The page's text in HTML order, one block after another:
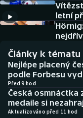
Americký fotbal
Baseball a softbal
Basketbal
Biatlon
Boby a skeleton
NEPŘEHLÉDNĚTE
Historické návraty
Aplikace ČT sport
AZ kvíz
letní
nejdřív
Články k tématu
Nejlépe placený
podle Forbesu
Před 9 hod
Česká osmnáctka
medaile si
Aktualizováno před 11 hod